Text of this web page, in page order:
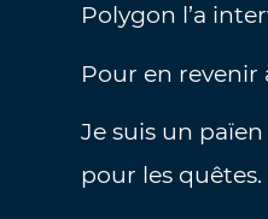
Polygon l’a
Pour en revenir
Je suis un
pour les quêtes.